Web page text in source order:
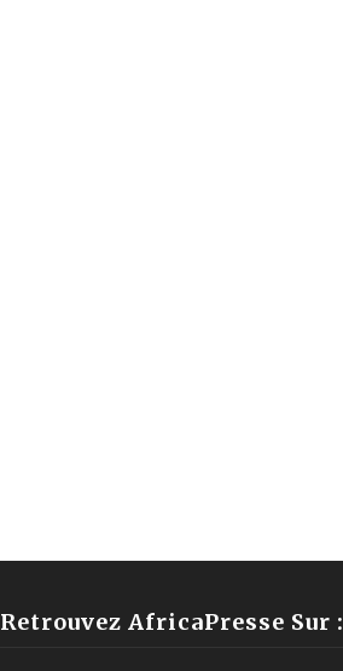
Retrouvez AfricaPresse Sur :